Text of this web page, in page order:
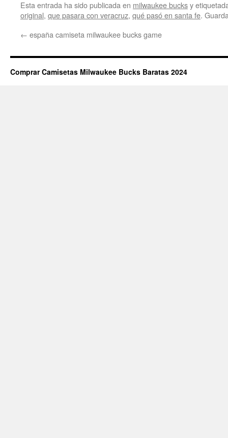
Esta entrada ha sido publicada en milwaukee bucksy
original, que pasara con veracruz, qué pasó en santa fe.
← españa camiseta milwaukee bucks game
Comprar Camisetas Milwaukee Bucks Baratas 2024